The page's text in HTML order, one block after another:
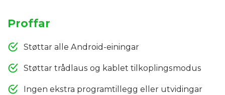
Proffar
Støttar alle Android-einingar
Støttar trådlaus og kablet tilkoplingsmodus
Ingen ekstra programtillegg eller utvidingar